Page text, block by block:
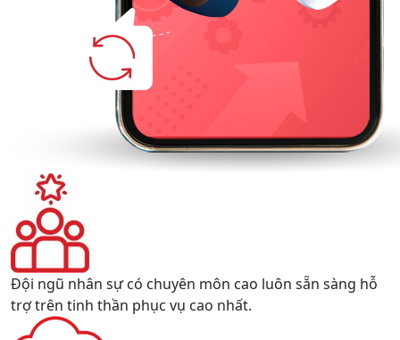
Đội ngũ nhân sự có chuyên môn cao luôn sẵn sàng hỗ
trợ trên tinh thần phục vụ cao nhất.